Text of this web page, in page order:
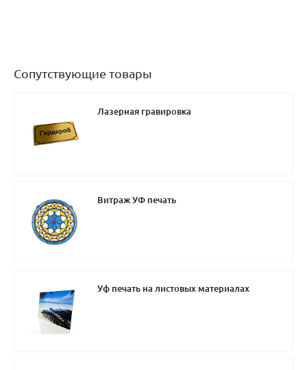
Сопутствующие товары
Лазерная гравировка
Витраж УФ печать
Уф печать на листовых материалах